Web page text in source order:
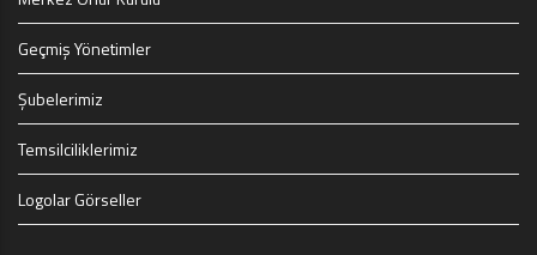
Geçmiş Yönetimler
Şubelerimiz
Temsilciliklerimiz
Logolar Görseller